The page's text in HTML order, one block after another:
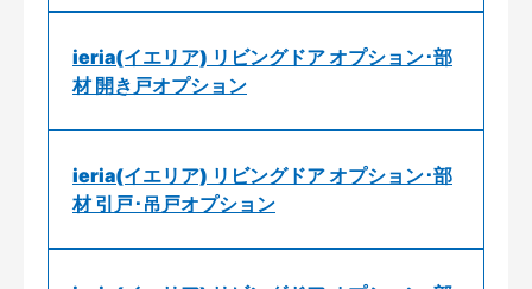
ieria(イエリア) リビングドア オプション･部
材 開き戸オプション
ieria(イエリア) リビングドア オプション･部
材 引戸･吊戸オプション